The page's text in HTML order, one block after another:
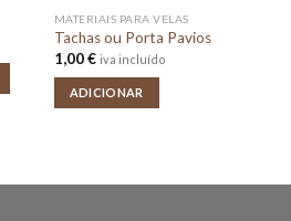
MATERIAIS PARA VELAS
Tachas ou Porta Pavios
1,00€ iva incluído
ADICIONAR